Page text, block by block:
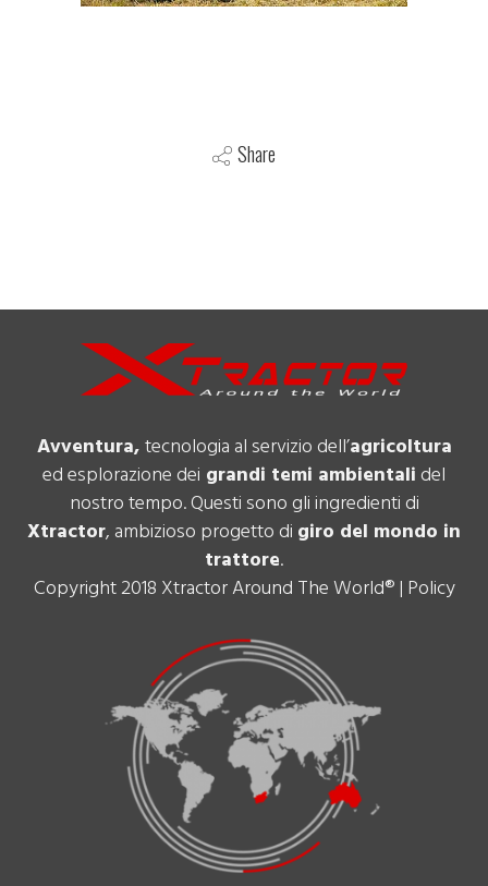
Share
Avventura,tecnologia al servizio dell’agricoltura
ed esplorazione dei grandi temi ambientalidel
nostro tempo. Questi sono gli ingredienti di
Xtractor, ambizioso progetto di giro del mondo in
trattore.
Copyright 2018 Xtractor Around The World® | Policy